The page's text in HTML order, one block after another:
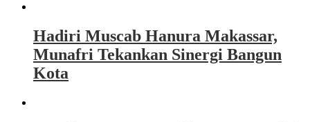
Hadiri Muscab Hanura Makassar,
Munafri Tekankan Sinergi Bangun
Kota